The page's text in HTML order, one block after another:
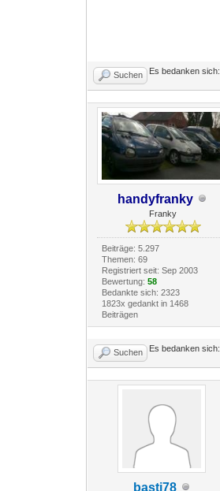
Suchen Es bedanken sich:
handyfranky
Franky
Beiträge: 5.297
Themen: 69
Registriert seit: Sep 2003
Bewertung: 58
Bedankte sich: 2323
1823x gedankt in 1468
Beiträgen
Suchen Es bedanken sich:
basti78